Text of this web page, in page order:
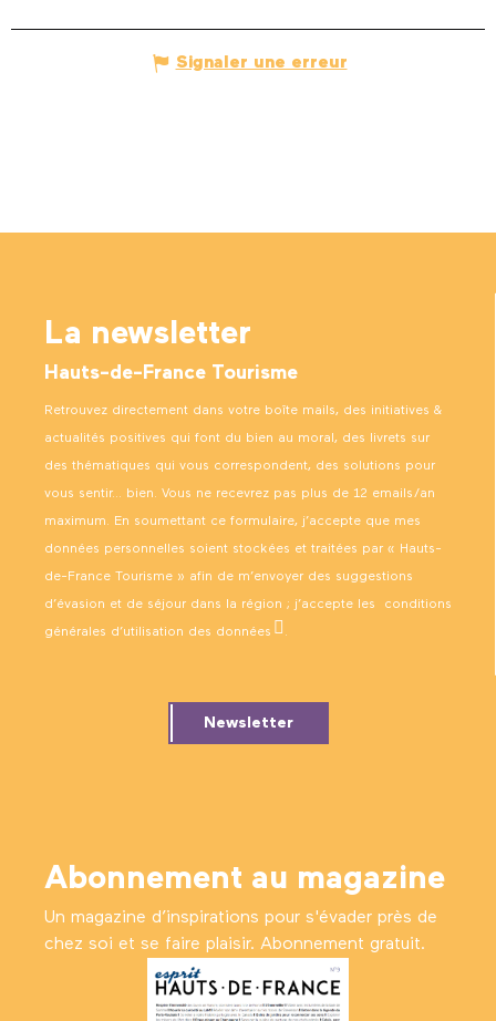
Signaler une erreur
La newsletter
Hauts-de-France Tourisme
Retrouvez directement dans votre boîte mails, des initiatives &
actualités positives qui font du bien au moral, des livrets sur
des thématiques qui vous correspondent, des solutions pour
vous sentir… bien. Vous ne recevrez pas plus de 12 emails/an
maximum. En soumettant ce formulaire, j’accepte que mes
données personnelles soient stockées et traitées par « Hauts-
de-France Tourisme » afin de m’envoyer des suggestions
d’évasion et de séjour dans la région ; j’accepte les conditions
générales d’utilisation des données .
Newsletter
Abonnement au magazine
Un magazine d’inspirations pour s'évader près de
chez soi et se faire plaisir. Abonnement gratuit.